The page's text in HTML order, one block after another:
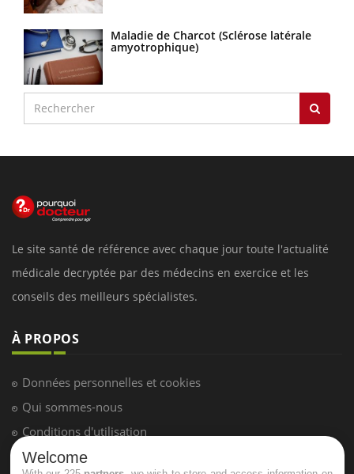
Maladie de Charcot (Sclérose latérale
amyotrophique)
Le site santé de référence avec chaque jour toute l'actualité
médicale decryptée par des médecins en exercice et les
conseils des meilleurs spécialistes.
À PROPOS
Données personnelles et cookies
Qui sommes-nous
Conditions d'utilisation
Plan du site
Welcome